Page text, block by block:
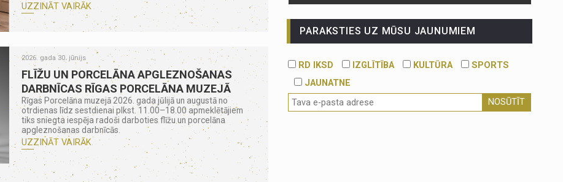
UZZINĀT VAIRĀK
2026. gada 30. jūnijs
FLĪŽU UN PORCELĀNA APGLEZNOŠANAS
DARBNĪCAS RĪGAS PORCELĀNA MUZEJĀ
Rīgas Porcelāna muzejā 2026. gada jūlijā un augustā no
otrdienas līdz sestdienai plkst. 11.00–18.00 apmeklētājiem
tiks sniegta iespēja radoši darboties flīžu un porcelāna
apgleznošanas darbnīcās.
UZZINĀT VAIRĀK
PARAKSTIES UZ MŪSU JAUNUMIEM
RD IKSD IZGLĪTĪBA KULTŪRA
SPORTS
JAUNATNE
NOSŪTĪT